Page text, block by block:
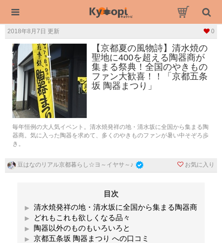
2018年8月7日 更新 0
【京都夏の風物詩】清水焼の
聖地に400を超える陶器商が
集まる祭典！全国のやきもの
ファン大歓喜！！「京都五条
坂 陶器まつり」
毎年恒例の大人気イベント。清水焼発祥の地・清水坂に全国から集まる陶
器商。気に入った陶器を求めて、多くのやきものファンが暑い中そぞろ歩
き。
豆はなのリアル京都暮らし☆ヨ～イヤサ～♪ お気に入り
目次
清水焼発祥の地・清水坂に全国から集まる陶器商
どれもこれも欲しくなる品々
陶器以外のものもいろいろと
京都五条坂 陶器まつり への口コミ